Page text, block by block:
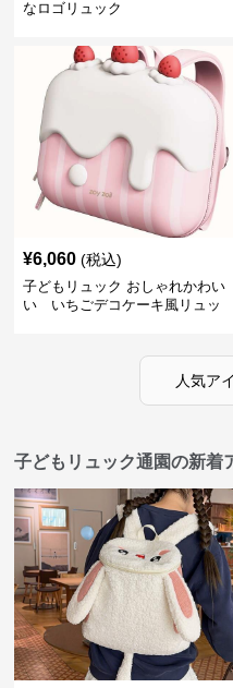
なロゴリュック
¥6,060 (税込)
子どもリュック おしゃれかわい
い いちごデコケーキ風リュッ
人気ア
子どもリュック通園の新着